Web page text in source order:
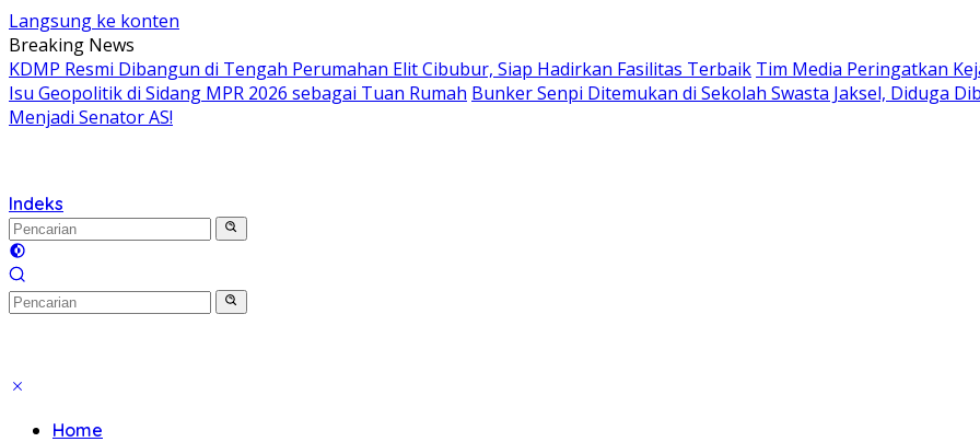
Langsung ke konten
Breaking News
KDMP Resmi Dibangun di Tengah Perumahan Elit Cibubur, Siap Hadirkan Fasilitas Terbaik Tim Media Peringatkan
Isu Geopolitik di Sidang MPR 2026 sebagai Tuan Rumah Bunker Senpi Ditemukan di Sekolah Swasta Jaksel, Diduga
Menjadi Senator AS!
Indeks
Home